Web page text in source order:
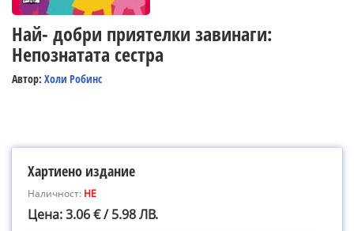
Най- добри приятелки завинаги:
Непознатата сестра
Автор: Холи Робинс
Хартиено издание
Наличност: НЕ
Цена: 3.06 € / 5.98 ЛВ.